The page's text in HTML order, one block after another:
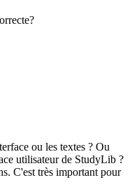
ou les textes ? Ou
utilisateur de StudyLib ?
C'est très important pour